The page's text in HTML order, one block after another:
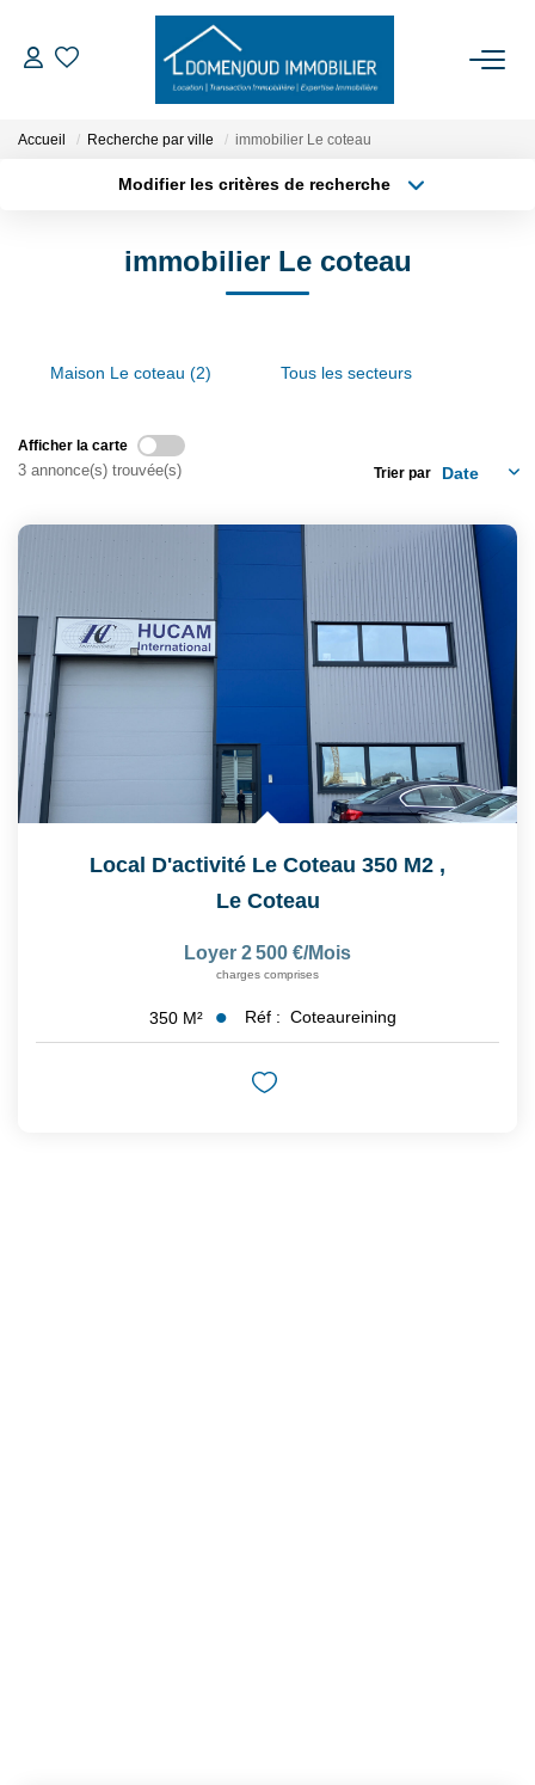
ACHETER
LOUER
Feng Shui De L’immobilier
Nos Actualités
Nos Honoraires
Recrutement
CONTACT
EN
Accueil Recherche par ville immobilier Le coteau
Modifier les critères de recherche
Type de bienimmobilier Le coteau
Maison Le coteau (2) Tous les secteurs
Afficher la carte
3 annonce(s) trouvée(s) Trier par
Local D'activité Le Coteau 350 M2 ,
Le Coteau
Loyer 2 500 €/mois
charges comprises
350 M² Réf : Coteaureining